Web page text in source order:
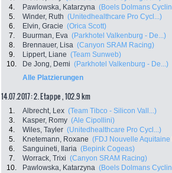
4.
Pawlowska, Katarzyna (Boels Dolmans
5.
Winder, Ruth (Unitedhealthcare Pro Cycl...)
6.
Elvin, Gracie (Orica Scott)
7.
Buurman, Eva (Parkhotel Valkenburg - De...)
8.
Brennauer, Lisa (Canyon SRAM Racing)
9.
Lippert, Liane (Team Sunweb)
10.
De Jong, Demi (Parkhotel Valkenburg - De...)
Alle Platzierungen
14.07.2017: 2. Etappe , 102.9 km
1. Albrecht, Lex (Team Tibco - Silicon Vall...)
3.
Kasper, Romy (Ale Cipollini)
4.
Wiles, Tayler (Unitedhealthcare Pro Cycl...)
5.
Knetemann, Roxane (FDJ Nouvelle Aquitaine
6.
Sanguineti, Ilaria (Bepink Cogeas)
7.
Worrack, Trixi (Canyon SRAM Racing)
10.
Pawlowska, Katarzyna (Boels Dolmans